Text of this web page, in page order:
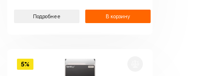
Подробнее В корзину
5%